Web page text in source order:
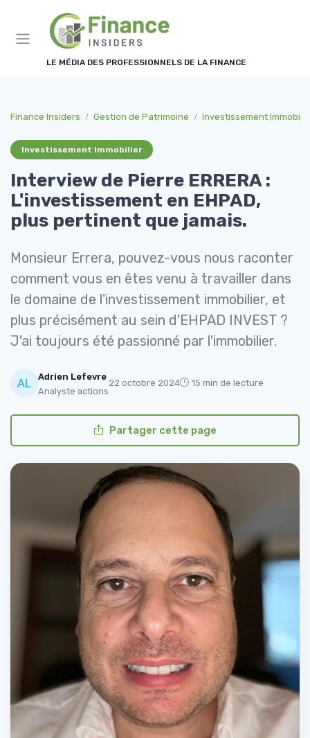
LE MÉDIA DES PROFESSIONNELS DE LA FINANCE
Finance Insiders Gestion de Patrimoine Investissement
Investissement Immobilier
Interview de Pierre ERRERA :
L'investissement en EHPAD,
plus pertinent que jamais.
Monsieur Errera, pouvez-vous nous raconter
comment vous en êtes venu à travailler dans
le domaine de l'investissement immobilier, et
plus précisément au sein d'EHPAD INVEST ?
J'ai toujours été passionné par l'immobilier.
Adrien Lefevre
Analyste actions
22 octobre 2024 15 min de lecture
Partager cette page